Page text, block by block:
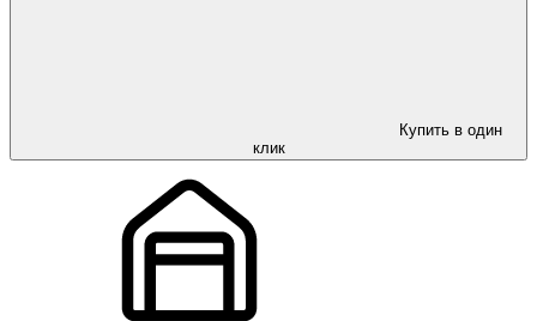
Купить в один
клик